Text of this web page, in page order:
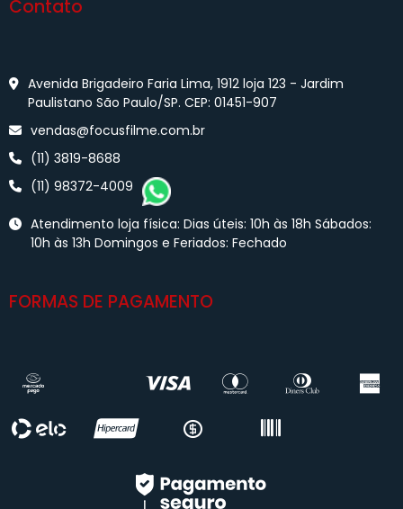
Contato
Avenida Brigadeiro Faria Lima, 1912 loja 123 - Jardim
Paulistano São Paulo/SP. CEP: 01451-907
vendas@focusfilme.com.br
(11) 3819-8688
(11) 98372-4009
Atendimento loja física: Dias úteis: 10h às 18h Sábados:
10h às 13h Domingos e Feriados: Fechado
FORMAS DE PAGAMENTO